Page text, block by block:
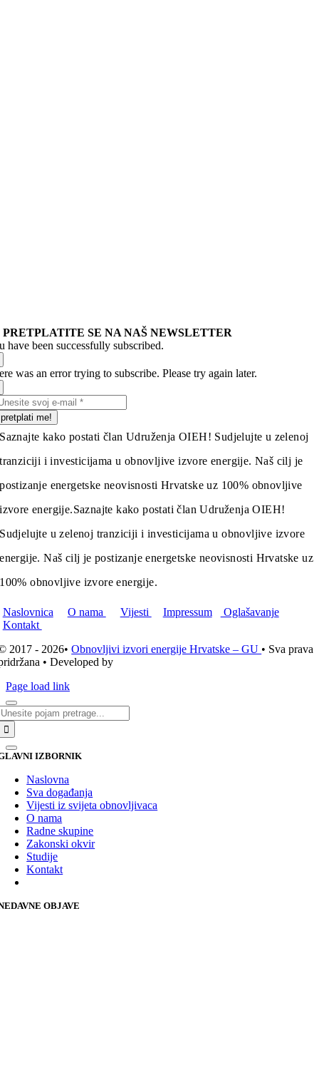
PRETPLATITE SE NA NAŠ NEWSLETTER
have been successfully subscribed.
was an error trying to subscribe. Please try again later.
pretplati me!
Saznajte kako postati član Udruženja OIEH! Sudjelujte u zelenoj
tranziciji i investicijama u obnovljive izvore energije. Naš cilj je
postizanje energetske neovisnosti Hrvatske uz 100% obnovljive
izvore energije.Saznajte kako postati član Udruženja OIEH!
Sudjelujte u zelenoj tranziciji i investicijama u obnovljive izvore
energije. Naš cilj je postizanje energetske neovisnosti Hrvatske uz
100% obnovljive izvore energije.
Naslovnica O nama Vijesti Impressum
Oglašavanje
Kontakt
2017 - 2026•Obnovljivi izvori energije Hrvatske – GU • Sva prava
• Developed by
Page load link
IZBORNIK
Naslovna
Sva događanja
Vijesti iz svijeta obnovljivaca
O nama
Radne skupine
Zakonski okvir
Studije
Kontakt
OBJAVE